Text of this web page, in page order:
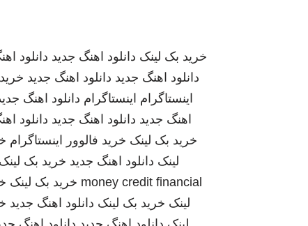
خرید بک لینک دانلود اهنگ جدید دانلود
دانلود اهنگ جدید دانلود اهنگ جدید
اینستاگرام اینستاگرام دانلود اهنگ
اهنگ جدید دانلود اهنگ جدید دانلود
خرید بک لینک خرید فالوور اینستاگرام
لینک دانلود اهنگ جدید خرید بک لینک
money credit financial خرید بک لینک
لینک خرید بک لینک دانلود اهنگ جدید